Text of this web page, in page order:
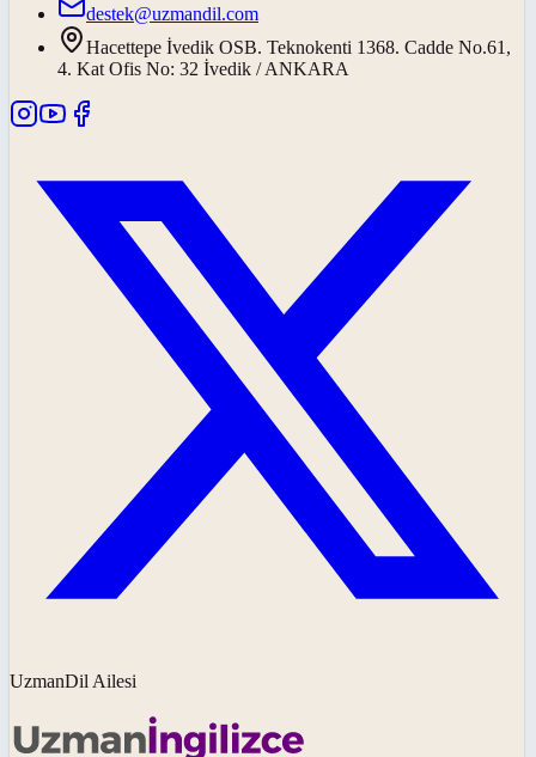
destek@uzmandil.com
Hacettepe İvedik OSB. Teknokenti 1368. Cadde No.61,
4. Kat Ofis No: 32 İvedik / ANKARA
UzmanDil Ailesi